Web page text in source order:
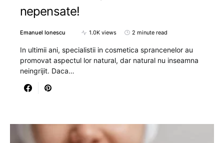
nepensate!
Emanuel Ionescu 1.0K views 2 minute read
In ultimii ani, specialistii in cosmetica sprancenelor au
promovat aspectul lor natural, dar natural nu inseamna
neingrijit. Daca…